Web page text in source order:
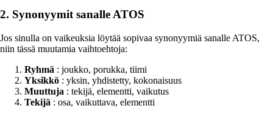
2. Synonyymit sanalle ATOS
Jos sinulla on vaikeuksia löytää sopivaa synonyymiä sanalle ATOS,
niin tässä muutamia vaihtoehtoja:
Ryhmä : joukko, porukka, tiimi
Yksikkö : yksin, yhdistetty, kokonaisuus
Muuttuja : tekijä, elementti, vaikutus
Tekijä : osa, vaikuttava, elementti